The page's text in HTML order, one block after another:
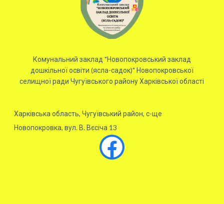
Комунальний заклад "Новопокровський заклад
дошкільної освіти (ясла-садок)" Новопокровської
селищної ради Чугуївського району Харківської області
Харківська область, Чугуївський район, с-ще
Новопокровка, вул. В. Вєсіча 13
Facebook